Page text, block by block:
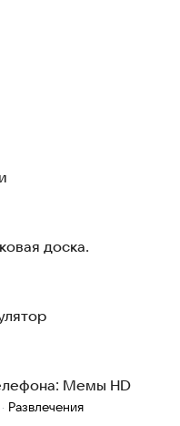
доска.
Мемы HD
· Развлечения